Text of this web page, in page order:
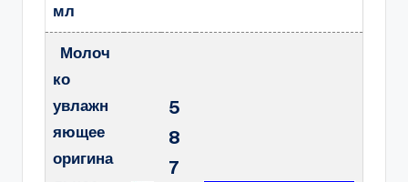
мл
Молоч
ко
увлажн
яющее
оригина
5
8
7